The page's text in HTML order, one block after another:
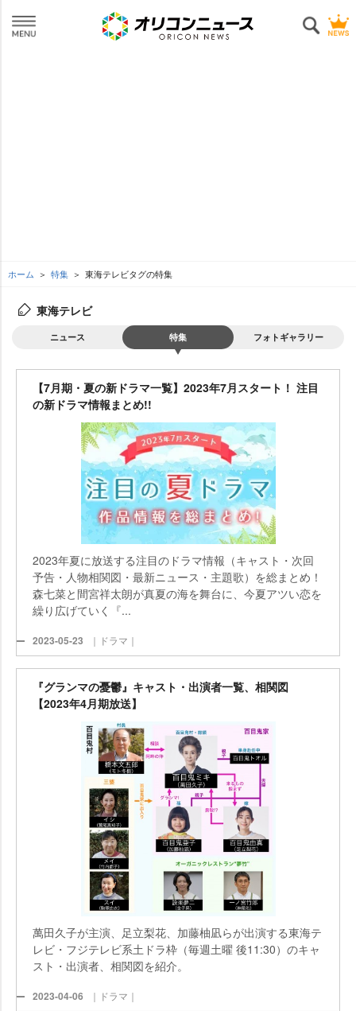
ホーム 特集 東海テレビタグの特集
東海テレビ
ニュース 特集 フォトギャラリー
【7月期・夏の新ドラマ一覧】2023年7月スタート！ 注目
の新ドラマ情報まとめ!!
2023年夏に放送する注目のドラマ情報（キャスト・次回
予告・人物相関図・最新ニュース・主題歌）を総まとめ！
森七菜と間宮祥太朗が真夏の海を舞台に、今夏アツい恋を
繰り広げていく『...
2023-05-23 ｜ドラマ｜
『グランマの憂鬱』キャスト・出演者一覧、相関図
【2023年4月期放送】
萬田久子が主演、足立梨花、加藤柚凪らが出演する東海テ
レビ・フジテレビ系土ドラ枠（毎週土曜 後11:30）のキャ
スト・出演者、相関図を紹介。
2023-04-06 ｜ドラマ｜